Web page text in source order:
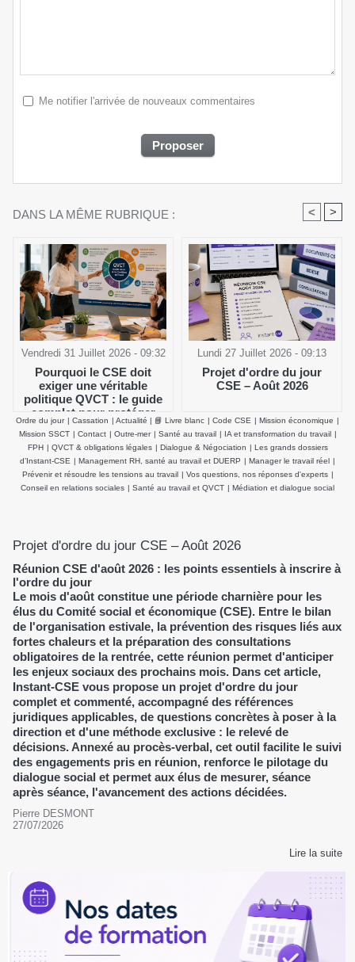
Me notifier l'arrivée de nouveaux commentaires
DANS LA MÊME RUBRIQUE : < >
Vendredi 31 Juillet 2026 - 09:32
Pourquoi le CSE doit
exiger une véritable
politique QVCT : le guide
complet pour protéger
durablement la santé
physique et mentale des
salariés
Lundi 27 Juillet 2026 - 09:13
Projet d'ordre du jour
CSE – Août 2026
Ordre du jour | Cassation | Actualité | 📘 Livre blanc | Code CSE | Mission économique |
Mission SSCT | Contact | Outre-mer | Santé au travail | IA et transformation du travail |
FPH | QVCT & obligations légales | Dialogue & Négociation | Les grands dossiers
d’Instant-CSE | Management RH, santé au travail et DUERP | Manager le travail réel |
Prévenir et résoudre les tensions au travail | Vos questions, nos réponses d'experts |
Conseil en relations sociales | Santé au travail et QVCT | Médiation et dialogue social
Projet d'ordre du jour CSE – Août 2026
Réunion CSE d'août 2026 : les points essentiels à inscrire à
l'ordre du jour
Le mois d'août constitue une période charnière pour les
élus du Comité social et économique (CSE). Entre le bilan
de l'organisation estivale, la prévention des risques liés aux
fortes chaleurs et la préparation des consultations
obligatoires de la rentrée, cette réunion permet d'anticiper
les enjeux sociaux des prochains mois. Dans cet article,
Instant-CSE vous propose un projet d'ordre du jour
complet et commenté, accompagné des références
juridiques applicables, de questions concrètes à poser à la
direction et d'une méthode exclusive : le relevé de
décisions. Annexé au procès-verbal, cet outil facilite le suivi
des engagements pris en réunion, renforce le pilotage du
dialogue social et permet aux élus de mesurer, séance
après séance, l'avancement des actions décidées.
Pierre DESMONT
27/07/2026
Lire la suite